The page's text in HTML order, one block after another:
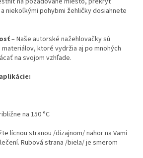
niekoľkými pohybmi žehličky dosiahnete
– Naše autorské nažehlovačky sú
ktoré vydržia aj po mnohých
na svojom vzhľade.
na 150 °C
lícnou stranou /dizajnom/ nahor na Vami
Rubová strana /biela/ je smerom